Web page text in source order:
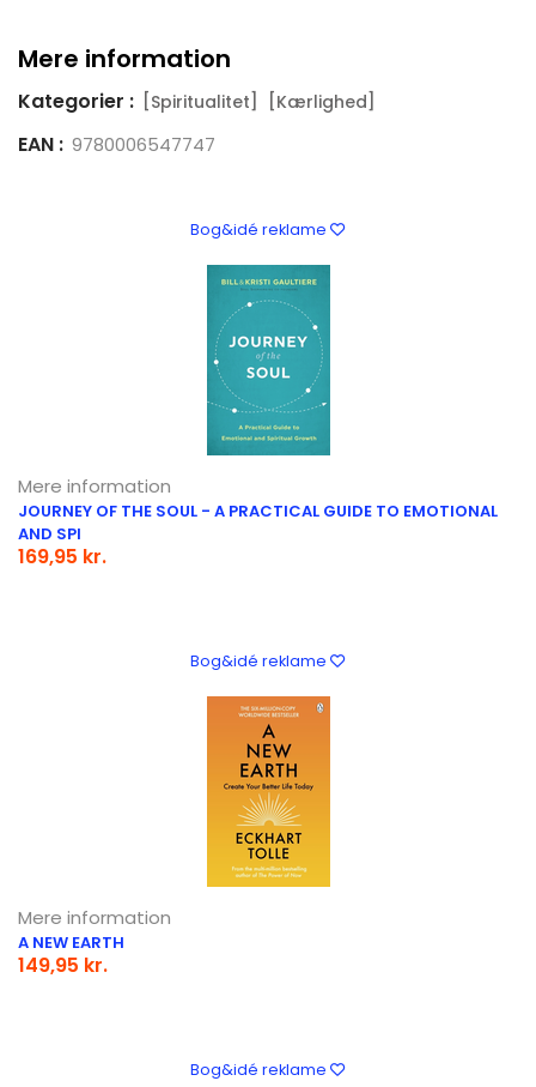
Mere information
Kategorier : [Spiritualitet] [Kærlighed]
EAN : 9780006547747
Bog&idé reklame
Mere information
JOURNEY OF THE SOUL - A PRACTICAL GUIDE TO EMOTIONAL
AND SPI
169,95 kr.
Bog&idé reklame
Mere information
A NEW EARTH
149,95 kr.
Bog&idé reklame